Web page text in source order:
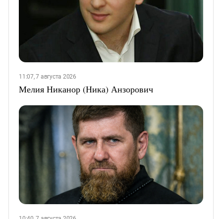
11:07, 7 августа 2026
Мелия Никанор (Ника) Анзорович